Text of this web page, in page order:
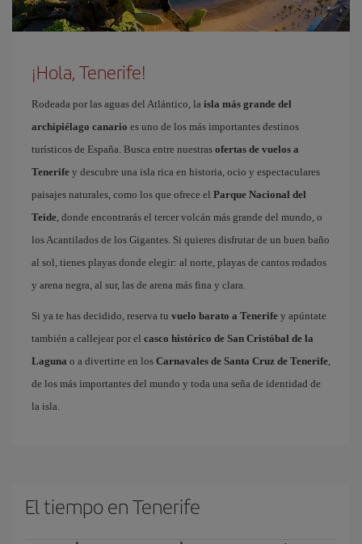
¡Hola, Tenerife!
Rodeada por las aguas del Atlántico, la isla más grande del
archipiélago canario es uno de los más importantes destinos
turísticos de España. Busca entre nuestras ofertas de vuelos a
Tenerife y descubre una isla rica en historia, ocio y espectaculares
paisajes naturales, como los que ofrece el Parque Nacional del
Teide, donde encontrarás el tercer volcán más grande del mundo, o
los Acantilados de los Gigantes. Si quieres disfrutar de un buen baño
al sol, tienes playas donde elegir: al norte, playas de cantos rodados
y arena negra, al sur, las de arena más fina y clara.
Si ya te has decidido, reserva tu vuelo barato a Tenerife y apúntate
también a callejear por el casco histórico de San Cristóbal de la
Laguna o a divertirte en los Carnavales de Santa Cruz de Tenerife,
de los más importantes del mundo y toda una seña de identidad de
la isla.
El tiempo en Tenerife